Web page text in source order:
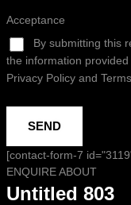
Acceptance
By submitting this
the information
Privacy Policy and
SEND
[contact-form-7
ENQUIRE ABOUT
Untitled 803